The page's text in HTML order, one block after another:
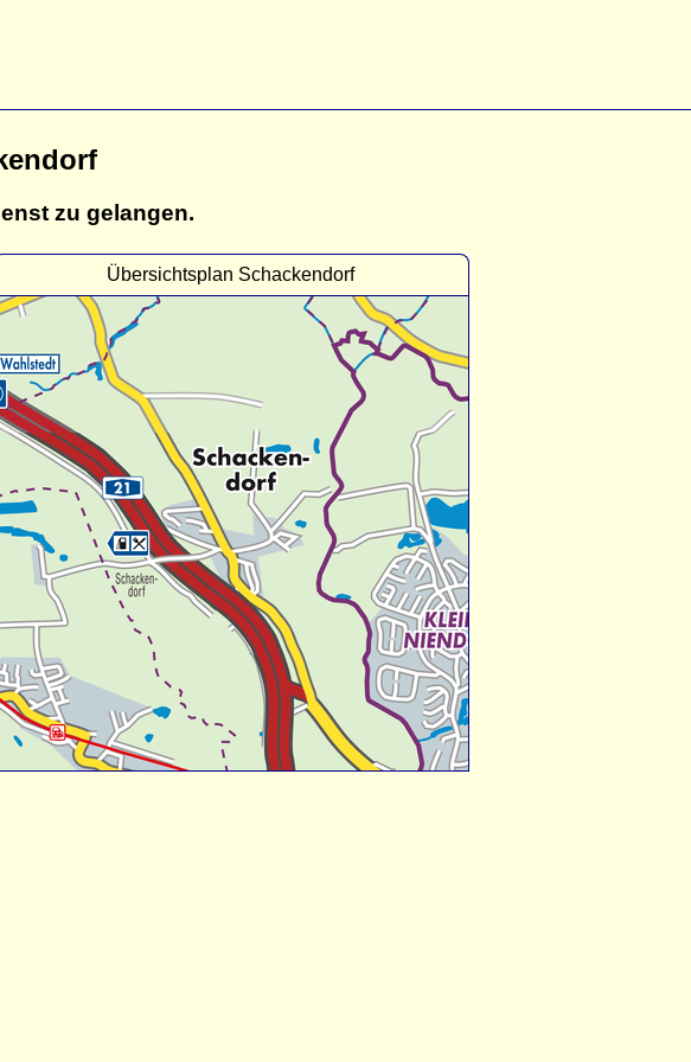
zu gelangen.
Übersichtsplan Schackendorf